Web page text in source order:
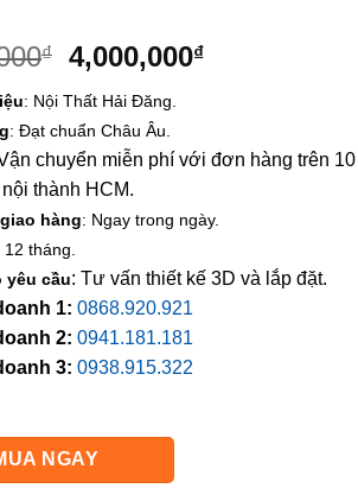
₫
Giá
là:
4,410,000₫.
4,000,000₫Giá
4,000,000₫.
: Nội Thất Hải Đăng.
: Đạt chuẩn Châu Âu.
chuyển miễn phí với đơn hàng trên 10
thành HCM.
hàng: Ngay trong ngày.
12 tháng.
yêu cầu: Tư vấn thiết kế 3D và lắp đặt.
1: 0868.920.921
2: 0941.181.181
3: 0938.915.322
NGAY